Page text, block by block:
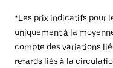
*Les prix indicatifs pour
uniquement à la
compte des variations
retards liés à la